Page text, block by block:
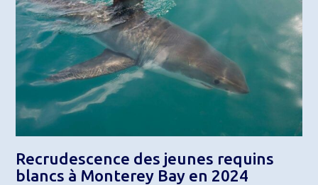
Recrudescence des jeunes requins
blancs à Monterey Bay en 2024